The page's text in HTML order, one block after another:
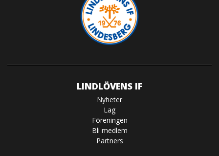
LINDLÖVENS IF
Nyheter
Lag
Föreningen
Bli medlem
Partners